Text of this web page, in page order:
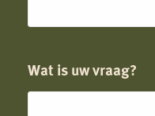
Wat is uw vraag?